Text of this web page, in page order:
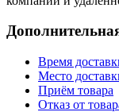
Время
Место
Приём товара
Отказ от